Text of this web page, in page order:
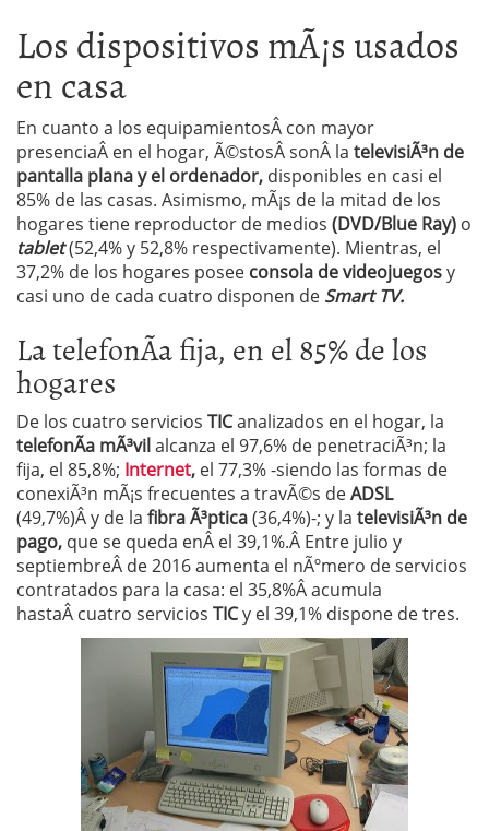
Los dispositivos mÃ¡s usados
en casa
En cuanto a los equipamientosÂ con mayor
presenciaÂ en el hogar, Ã©stosÂ sonÂ la televisiÃ³n de
pantalla plana y el ordenador, disponibles en casi el
85% de las casas. Asimismo, mÃ¡s de la mitad de los
hogares tiene reproductor de medios (DVD/Blue Ray) o
tablet(52,4% y 52,8% respectivamente). Mientras, el
37,2% de los hogares posee consola de videojuegosy
casi uno de cada cuatro disponen de Smart TV.
La telefonÃ­a fija, en el 85% de los
hogares
De los cuatro servicios TICanalizados en el hogar, la
telefonÃ­a mÃ³vilalcanza el 97,6% de penetraciÃ³n; la
fija, el 85,8%; Internet, el 77,3% -siendo las formas de
conexiÃ³n mÃ¡s frecuentes a travÃ©s deADSL
(49,7%)Â y de la fibra Ã³ptica(36,4%)-; y la televisiÃ³n de
pago, que se queda enÂ el 39,1%.Â Entre julio y
septiembreÂ de 2016 aumenta el nÃºmero de servicios
contratados para la casa: el 35,8%Â acumula
hastaÂ cuatro servicios TICy el 39,1% dispone de tres.